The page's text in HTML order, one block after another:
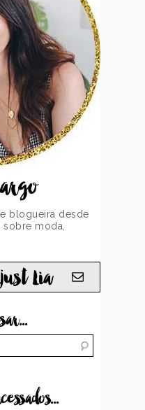
blogueira desde
moda,
Lia